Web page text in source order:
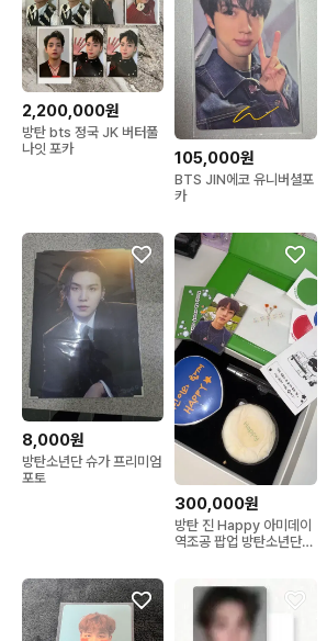
2,200,000원
방탄 bts 정국 JK 버터풀
나잇 포카
105,000원
BTS JIN에코 유니버셜포
카
8,000원
방탄소년단 슈가 프리미엄
포토
300,000원
방탄 진 Happy 아미데이
역조공 팝업 방탄소년단